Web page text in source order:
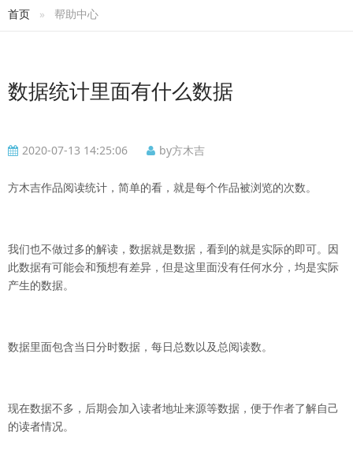
首页 帮助中心
数据统计里面有什么数据
2020-07-13 14:25:06 by方木吉
方木吉作品阅读统计，简单的看，就是每个作品被浏览的次数。
我们也不做过多的解读，数据就是数据，看到的就是实际的即可。因
此数据有可能会和预想有差异，但是这里面没有任何水分，均是实际
产生的数据。
数据里面包含当日分时数据，每日总数以及总阅读数。
现在数据不多，后期会加入读者地址来源等数据，便于作者了解自己
的读者情况。